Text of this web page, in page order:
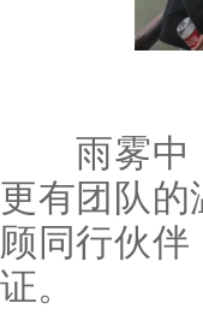
雨雾中，
更有团队
顾同行伙
证。